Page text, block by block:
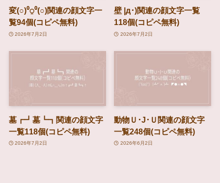
変(○)⁰⍜⁰(○)関連の顔文字一
覧94個(コピペ無料)
2026年7月2日
壁 |д･)関連の顔文字一覧
118個(コピペ無料)
2026年7月2日
墓┏┛墓┗┓関連の顔文字
一覧118個(コピペ無料)
2026年7月2日
動物Ｕ･J･Ｕ関連の顔文字
一覧248個(コピペ無料)
2026年6月2日